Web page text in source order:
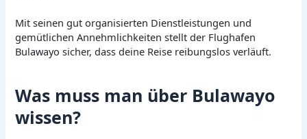
Mit seinen gut organisierten Dienstleistungen und
gemütlichen Annehmlichkeiten stellt der Flughafen
Bulawayo sicher, dass deine Reise reibungslos verläuft.
Was muss man über Bulawayo
wissen?